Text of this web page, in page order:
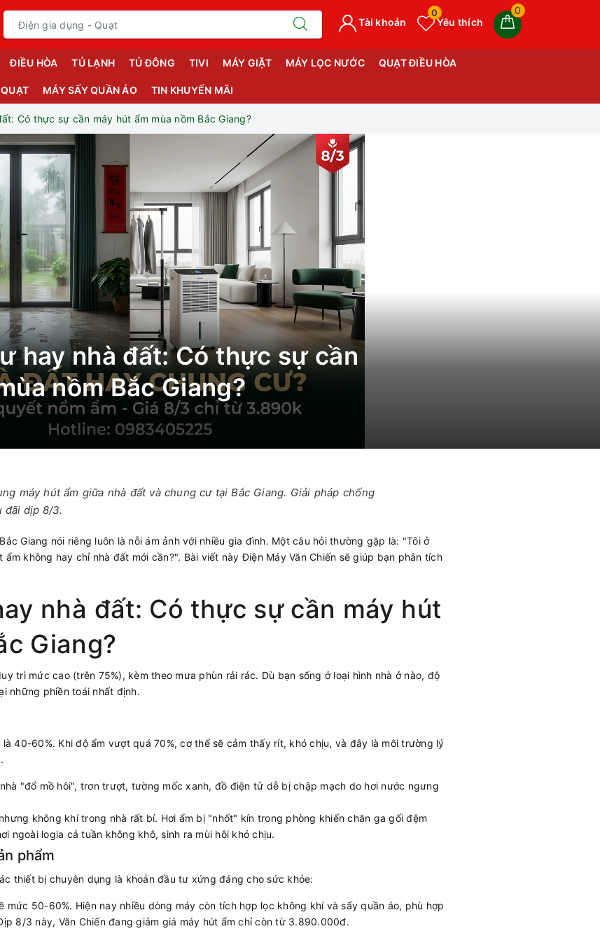
0
Yêu thích
0
Tài khoản
ĐIỀU HÒA TỦ LẠNH TỦ ĐÔNG TIVI MÁY GIẶT MÁY LỌC NƯỚC QUẠT ĐIỀU HÒA
QUẠT MÁY SẤY QUẦN ÁO TIN KHUYẾN MÃI
Có thực sự cần máy hút ẩm mùa nồm Bắc Giang?
hay nhà đất: Có thực sự cần
nồm Bắc Giang?
máy hút ẩm giữa nhà đất và chung cư tại Bắc Giang. Giải pháp chống
đãi dịp 8/3.
Giang nói riêng luôn là nỗi ám ảnh với nhiều gia đình. Một câu hỏi thường gặp là: "Tôi ở
không hay chỉ nhà đất mới cần?". Bài viết này Điện Máy Văn Chiến sẽ giúp bạn phân tích
nhà đất: Có thực sự cần máy hút
Giang?
trì mức cao (trên 75%), kèm theo mưa phùn rải rác. Dù bạn sống ở loại hình nhà ở nào, độ
những phiền toái nhất định.
40-60%. Khi độ ẩm vượt quá 70%, cơ thể sẽ cảm thấy rít, khó chịu, và đây là môi trường lý
"đổ mồ hôi", trơn trượt, tường mốc xanh, đồ điện tử dễ bị chập mạch do hơi nước ngưng
không khí trong nhà rất bí. Hơi ẩm bị "nhốt" kín trong phòng khiến chăn ga gối đệm
ngoài logia cả tuần không khô, sinh ra mùi hôi khó chịu.
phẩm
thiết bị chuyên dụng là khoản đầu tư xứng đáng cho sức khỏe:
mức 50-60%. Hiện nay nhiều dòng máy còn tích hợp lọc không khí và sấy quần áo, phù hợp
8/3 này, Văn Chiến đang giảm giá máy hút ẩm chỉ còn từ 3.890.000đ.